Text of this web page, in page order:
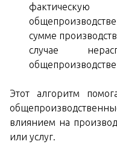
сумме
случае
Этот алгоритм
влиянием на
или услуг.